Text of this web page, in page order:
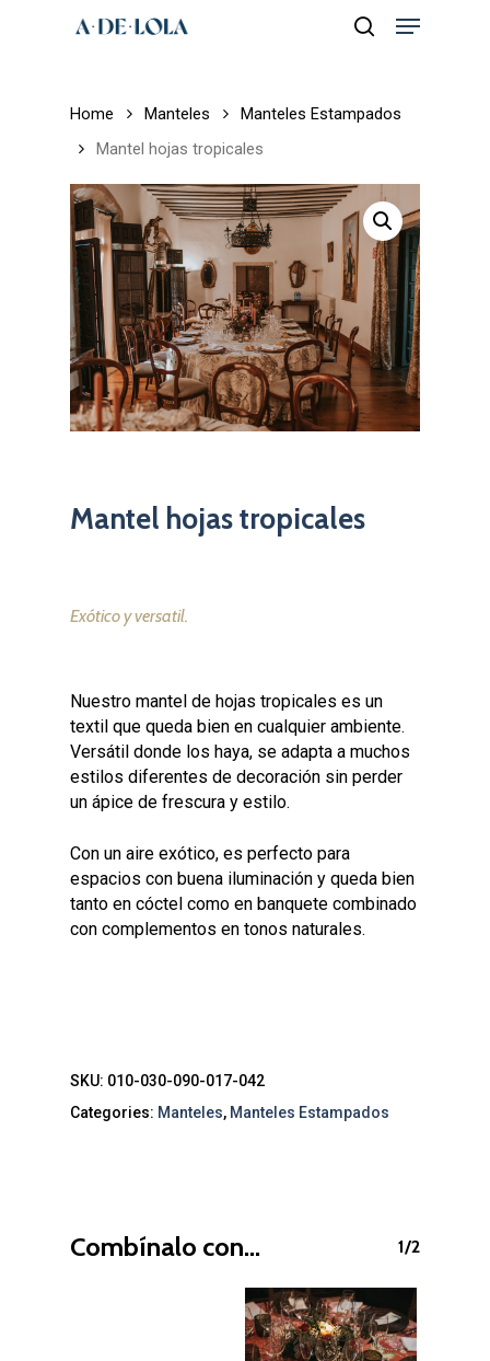
Menu
Home Manteles
Manteles Estampados
Mantel hojas tropicales
Mantel hojas tropicales
Exótico y versatil.
Nuestro mantel de hojas tropicales es un
textil que queda bien en cualquier ambiente.
Versátil donde los haya, se adapta a muchos
estilos diferentes de decoración sin perder
un ápice de frescura y estilo.
Con un aire exótico, es perfecto para
espacios con buena iluminación y queda bien
tanto en cóctel como en banquete combinado
con complementos en tonos naturales.
SKU: 010-030-090-017-042
Categories: Manteles, Manteles Estampados
Combínalo con... 1/2